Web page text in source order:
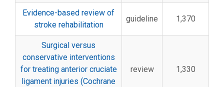
Evidence-based review of
stroke rehabilitation
guideline 1,370
Surgical versus
conservative interventions
for treating anterior cruciate
ligament injuries (Cochrane
review 1,330